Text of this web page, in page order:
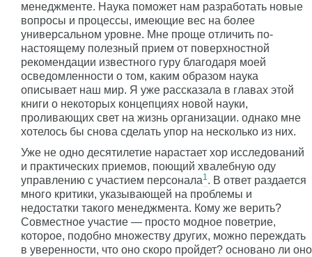
менеджменте. Наука поможет нам разработать новые
вопросы и процессы, имеющие вес на более
универсальном уровне. Мне проще отличить по-
настоящему полезный прием от поверхностной
рекомендации известного гуру благодаря моей
осведомленности о том, каким образом наука
описывает наш мир. Я уже рассказала в главах этой
книги о некоторых концепциях новой науки,
проливающих свет на жизнь организации. однако мне
хотелось бы снова сделать упор на несколько из них.
Уже не одно десятилетие нарастает хор исследований
и практических приемов, поющий хвалебную оду
управлению с участием персонала1. В ответ раздается
много критики, указывающей на проблемы и
недостатки такого менеджмента. Кому же верить?
Совместное участие — просто модное поветрие,
которое, подобно множеству других, можно переждать
в уверенности, что оно скоро пройдет? основано ли оно